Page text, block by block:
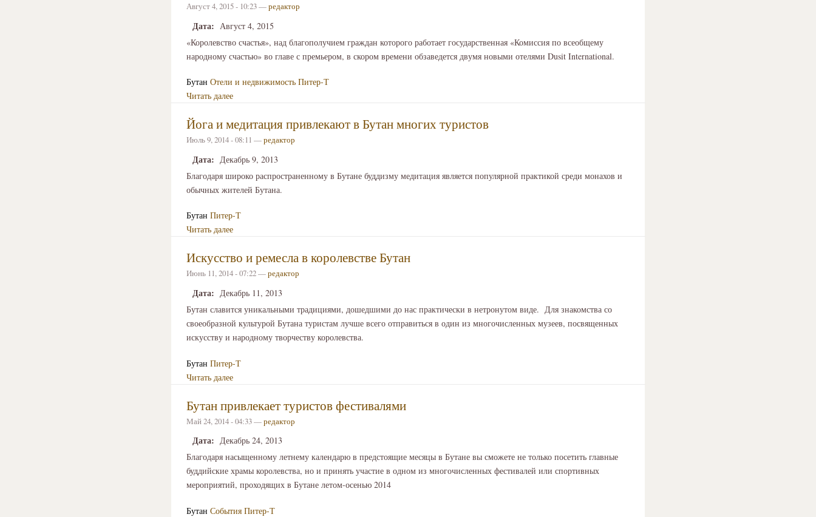
Август 4, 2015 - 10:23 —редактор
Дата: Август 4, 2015
«Королевство счастья», над благополучием граждан которого работает государственная «Комиссия по всеобщему
народному счастью» во главе с премьером, в скором времени обзаведется двумя новыми отелями Dusit International.
Бутан Отели и недвижимость Питер-Т
Читать далее
Йога и медитация привлекают в Бутан многих туристов
Июль 9, 2014 - 08:11 —редактор
Дата: Декабрь 9, 2013
Благодаря широко распространенному в Бутане буддизму медитация является популярной практикой среди монахов и
обычных жителей Бутана.
Бутан Питер-Т
Читать далее
Искусство и ремесла в королевстве Бутан
Июнь 11, 2014 - 07:22 —редактор
Дата: Декабрь 11, 2013
Бутан славится уникальными традициями, дошедшими до нас практически в нетронутом виде. Для знакомства со
своеобразной культурой Бутана туристам лучше всего отправиться в один из многочисленных музеев, посвященных
искусству и народному творчеству королевства.
Бутан Питер-Т
Читать далее
Бутан привлекает туристов фестивалями
Май 24, 2014 - 04:33 —редактор
Дата: Декабрь 24, 2013
Благодаря насыщенному летнему календарю в предстоящие месяцы в Бутане вы сможете не только посетить главные
буддийские храмы королевства, но и принять участие в одном из многочисленных фестивалей или спортивных
мероприятий, проходящих в Бутане летом-осенью 2014
Бутан События Питер-Т